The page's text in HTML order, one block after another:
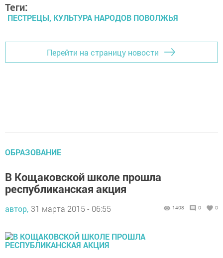
Теги:
ПЕСТРЕЦЫ, КУЛЬТУРА НАРОДОВ ПОВОЛЖЬЯ
Перейти на страницу новости
ОБРАЗОВАНИЕ
В Кощаковской школе прошла
республиканская акция
автор, 31 марта 2015 - 06:55 1408 0 0